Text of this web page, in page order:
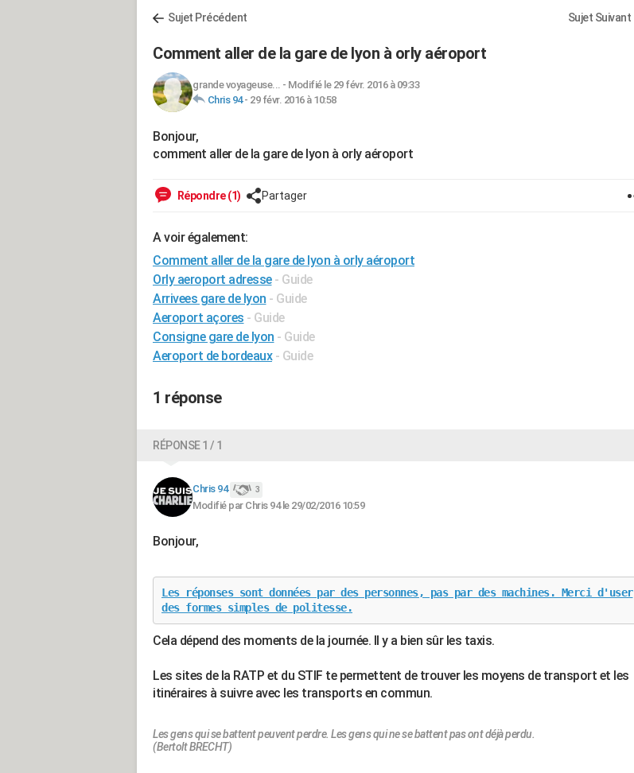
Sujet Précédent Sujet Suivant
Comment aller de la gare de lyon à orly aéroport
grande voyageuse... - Modifié le 29 févr. 2016 à 09:33
Chris 94- 29 févr. 2016 à 10:58
Bonjour,
comment aller de la gare de lyon à orly aéroport
Répondre (1) Partager
A voir également:
Comment aller de la gare de lyon à orly aéroport
Orly aeroport adresse - Guide
Arrivees gare de lyon - Guide
Aeroport açores - Guide
Consigne gare de lyon - Guide
Aeroport de bordeaux - Guide
1 réponse
RÉPONSE 1 / 1
Chris 94 3
Modifié par Chris 94 le 29/02/2016 10:59
Bonjour,
Les réponses sont données par des personnes, pas par des machines. Merci d'user
des formes simples de politesse.
Cela dépend des moments de la journée. Il y a bien sûr les taxis.
Les sites de la RATP et du STIF te permettent de trouver les moyens de transport et les
itinéraires à suivre avec les transports en commun.
Les gens qui se battent peuvent perdre. Les gens qui ne se battent pas ont déjà perdu.
(Bertolt BRECHT)